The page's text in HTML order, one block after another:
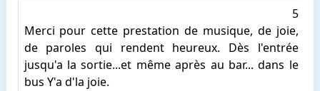
5
Merci pour cette prestation de musique, de joie,
de paroles qui rendent heureux. Dès l'entrée
jusqu'a la sortie...et même après au bar... dans le
bus Y'a d'la joie.